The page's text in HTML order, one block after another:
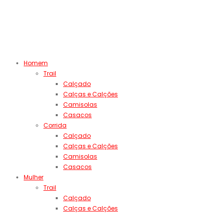
Homem
Trail
Calçado
Calças e Calções
Camisolas
Casacos
Corrida
Calçado
Calças e Calções
Camisolas
Casacos
Mulher
Trail
Calçado
Calças e Calções